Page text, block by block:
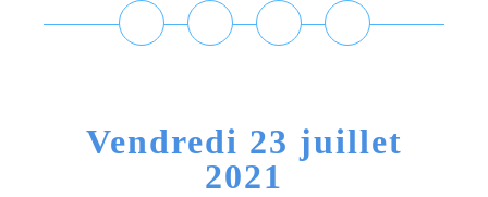
Vendredi 23 juillet
2021